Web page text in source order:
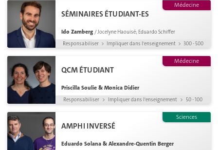
SÉMINAIRES ÉTUDIANT-ES
Ido Zamberg / Jocelyne Haouisé; Eduardo Schiffer
Médecine
Responsabiliser > Impliquer dans l'enseignement > 300 - 500
QCM ÉTUDIANT
Priscilla Soulie & Monica Didier
Médecine
Responsabiliser > Impliquer dans l'enseignement > 50 - 100
AMPHI INVERSÉ
Eduardo Solana & Alexandre-Quentin Berger
Sciences